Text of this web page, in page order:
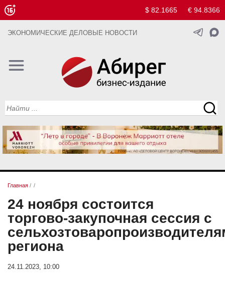
$ 82.1665 € 94.8366
ЭКОНОМИЧЕСКИЕ ДЕЛОВЫЕ НОВОСТИ
Главная / /
24 ноября состоится
торгово-закупочная сессия с
региона
24.11.2023, 10:00